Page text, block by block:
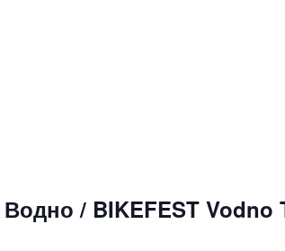
/ BIKEFEST Vodno